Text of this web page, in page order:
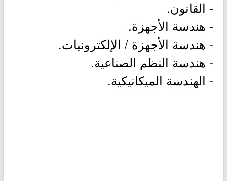
- القانون.
- هندسة الأجهزة.
- هندسة الأجهزة / الإلكترونيات.
- هندسة النظم الصناعية.
- الهندسة الميكانيكية.